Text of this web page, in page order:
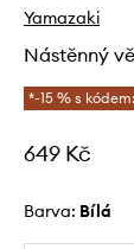
Yamazaki
Nástěnný
*-15 % s
649 Kč
Barva: bílá